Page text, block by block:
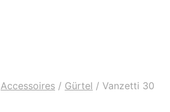
Accessoires / Gürtel / Vanzetti 30